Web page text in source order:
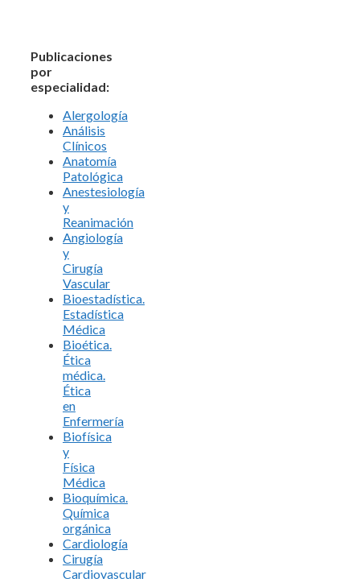
Publicaciones
por
especialidad:
Alergología
Análisis
Clínicos
Anatomía
Patológica
Anestesiología
y
Reanimación
Angiología
y
Cirugía
Vascular
Bioestadística.
Estadística
Médica
Bioética.
Ética
médica.
Ética
en
Enfermería
Biofísica
y
Física
Médica
Bioquímica.
Química
orgánica
Cardiología
Cirugía
Cardiovascular